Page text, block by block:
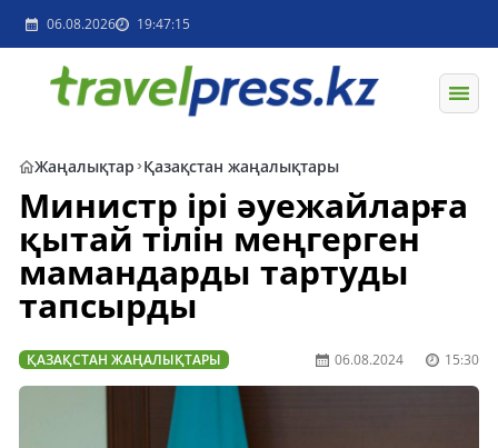
06.08.2026 19:47:15
Жаңалықтар Қазақстан жаңалықтары
Министр ірі әуежайларға
қытай тілін меңгерген
мамандарды тартуды
тапсырды
ҚАЗАҚСТАН ЖАҢАЛЫҚТАРЫ 06.08.2024 15:30